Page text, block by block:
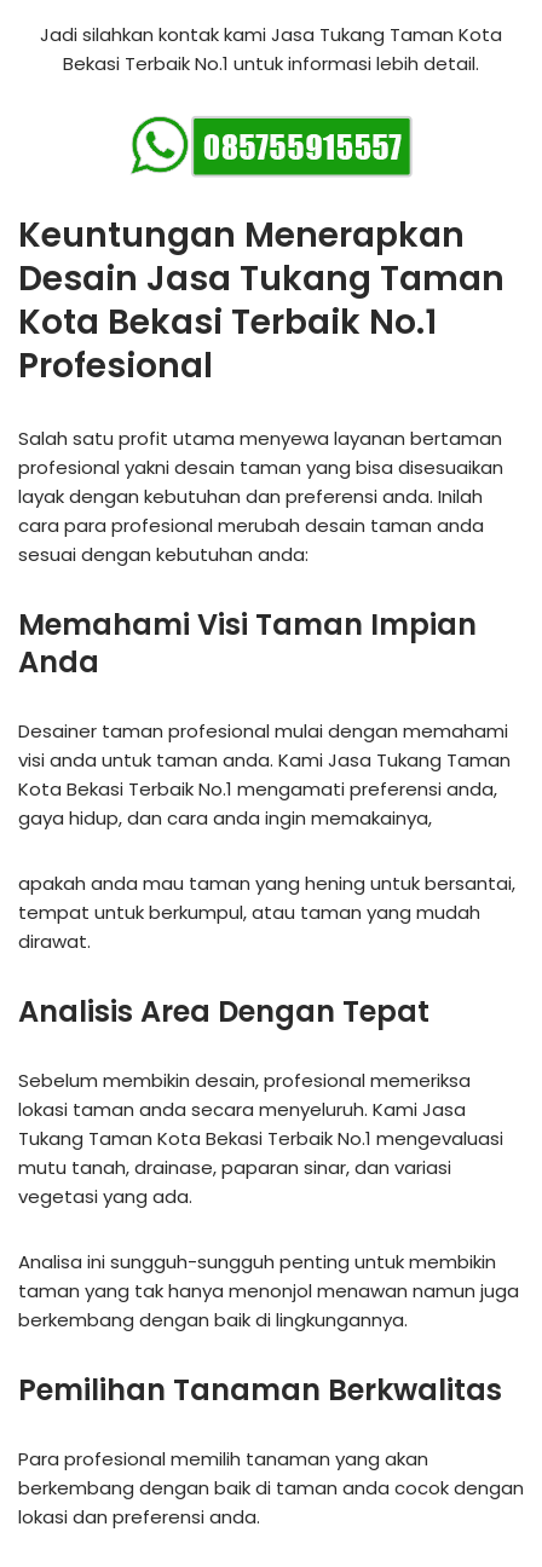
Jadi silahkan kontak kami Jasa Tukang Taman Kota
Bekasi Terbaik No.1 untuk informasi lebih detail.
Keuntungan Menerapkan
Desain Jasa Tukang Taman
Kota Bekasi Terbaik No.1
Profesional
Salah satu profit utama menyewa layanan bertaman
profesional yakni desain taman yang bisa disesuaikan
layak dengan kebutuhan dan preferensi anda. Inilah
cara para profesional merubah desain taman anda
sesuai dengan kebutuhan anda:
Memahami Visi Taman Impian
Anda
Desainer taman profesional mulai dengan memahami
visi anda untuk taman anda. Kami Jasa Tukang Taman
Kota Bekasi Terbaik No.1 mengamati preferensi anda,
gaya hidup, dan cara anda ingin memakainya,
apakah anda mau taman yang hening untuk bersantai,
tempat untuk berkumpul, atau taman yang mudah
dirawat.
Analisis Area Dengan Tepat
Sebelum membikin desain, profesional memeriksa
lokasi taman anda secara menyeluruh. Kami Jasa
Tukang Taman Kota Bekasi Terbaik No.1 mengevaluasi
mutu tanah, drainase, paparan sinar, dan variasi
vegetasi yang ada.
Analisa ini sungguh-sungguh penting untuk membikin
taman yang tak hanya menonjol menawan namun juga
berkembang dengan baik di lingkungannya.
Pemilihan Tanaman Berkwalitas
Para profesional memilih tanaman yang akan
berkembang dengan baik di taman anda cocok dengan
lokasi dan preferensi anda.